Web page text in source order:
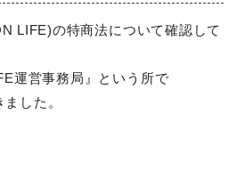
LIFE)の特商法について確認して
運営事務局』という所で
した。